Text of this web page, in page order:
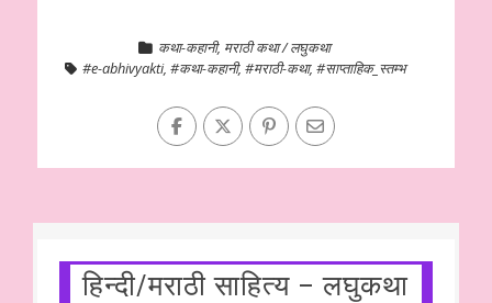
कथा-कहानी, मराठी कथा / लघुकथा
#e-abhivyakti, #कथा-कहानी, #मराठी-कथा, #साप्ताहिक_स्तम्भ
हिन्दी/मराठी साहित्य – लघुकथा